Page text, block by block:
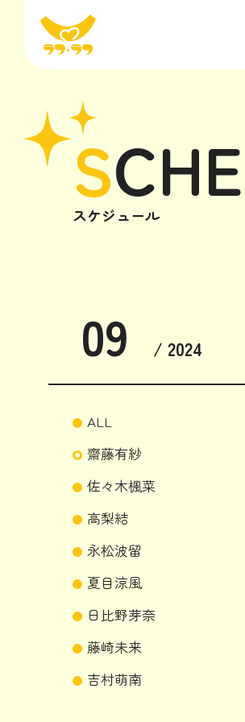
S
スケジュール
09 / 2024
ALL
齋藤有紗
佐々木楓菜
高梨結
永松波留
夏目涼風
日比野芽奈
藤崎未来
吉村萌南